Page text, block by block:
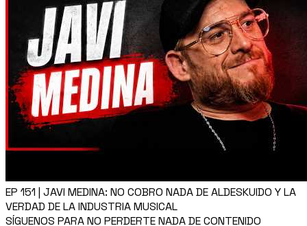
EP 151 | JAVI MEDINA: NO COBRO NADA DE ALDESKUIDO Y LA
VERDAD DE LA INDUSTRIA MUSICAL
SÍGUENOS PARA NO PERDERTE NADA DE CONTENIDO